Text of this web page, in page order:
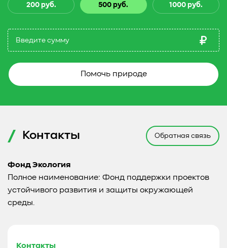
200 руб. 500 руб. 1000 руб.
Помочь природе
Контакты Обратная связь
Фонд Экология
Полное наименование: Фонд поддержки проектов
устойчивого развития и защиты окружающей
среды.
Контакты